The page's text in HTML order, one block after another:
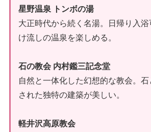
星野温泉 トンボの湯
大正時代から続く名湯。日帰り入
け流しの温泉を楽しめる。
石の教会 内村鑑三記念堂
自然と一体化した幻想的な教会。
された独特の建築が美しい。
軽井沢高原教会